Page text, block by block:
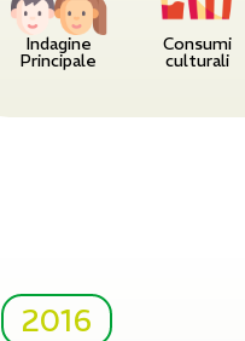
Indagine
Principale
Consumi
culturali
2016